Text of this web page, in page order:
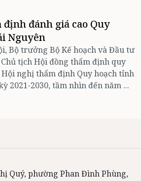
đánh giá cao Quy
Nguyên
Bộ trưởng Bộ Kế hoạch và Đầu tư
tịch Hội đồng thẩm định quy
nghị thẩm định Quy hoạch tỉnh
2021-2030, tầm nhìn đến năm ...
Quý, phường Phan Đình Phùng,